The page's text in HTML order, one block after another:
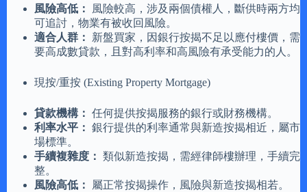
風險高低：
風險較高，涉及兩個債權人，斷供時兩方均
可追討，物業有被收回風險。
適合人群：
新盤買家，因銀行按揭不足以應付樓價，需
要高成數貸款，且對高利率和高風險有承受能力的人。
現按/重按 (Existing Property Mortgage)
貸款機構： 任何提供按揭服務的銀行或財務機構。
利率水平： 銀行提供的利率通常與新造按揭相近，屬市
場標準。
手續複雜度： 類似新造按揭，需經律師樓辦理，手續完
整。
風險高低：
屬正常按揭操作，風險與新造按揭相若。